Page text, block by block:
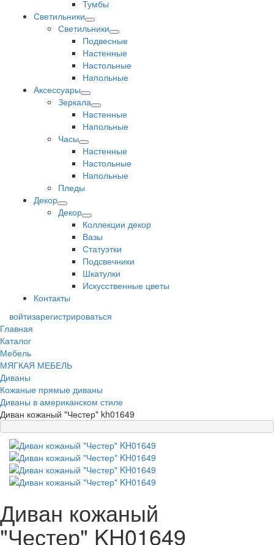
Тумбы
Светильники
Светильники
Подвесные
Настенные
Настольные
Напольные
Аксессуары
Зеркала
Настенные
Напольные
Часы
Настенные
Настольные
Напольные
Пледы
Декор
Декор
Коллекции декор
Вазы
Статуэтки
Подсвечники
Шкатулки
Искусственные цветы
Контакты
войтизарегистрироваться
Главная
Каталог
Мебель
МЯГКАЯ МЕБЕЛЬ
Диваны
Кожаные прямые диваны
Диваны в американском стиле
Диван кожаный "Честер" kh01649
Диван кожаный
"Честер" KH01649